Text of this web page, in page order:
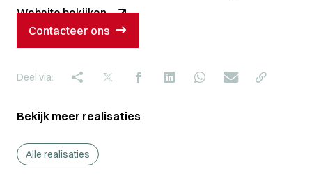
Deel via:
Bekijk meer realisaties
Alle realisaties
Website bekijken
Contacteer ons